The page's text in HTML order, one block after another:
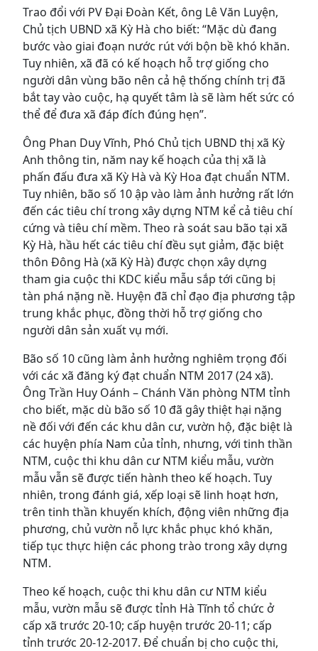
Trao đổi với PV Đại Đoàn Kết, ông Lê Văn Luyện,
Chủ tịch UBND xã Kỳ Hà cho biết: “Mặc dù đang
bước vào giai đoạn nước rút với bộn bề khó khăn.
Tuy nhiên, xã đã có kế hoạch hỗ trợ giống cho
người dân vùng bão nên cả hệ thống chính trị đã
bắt tay vào cuộc, hạ quyết tâm là sẽ làm hết sức có
thể để đưa xã đáp đích đúng hẹn”.
Ông Phan Duy Vĩnh, Phó Chủ tịch UBND thị xã Kỳ
Anh thông tin, năm nay kế hoạch của thị xã là
phấn đấu đưa xã Kỳ Hà và Kỳ Hoa đạt chuẩn NTM.
Tuy nhiên, bão số 10 ập vào làm ảnh hưởng rất lớn
đến các tiêu chí trong xây dựng NTM kể cả tiêu chí
cứng và tiêu chí mềm. Theo rà soát sau bão tại xã
Kỳ Hà, hầu hết các tiêu chí đều sụt giảm, đặc biệt
thôn Đông Hà (xã Kỳ Hà) được chọn xây dựng
tham gia cuộc thi KDC kiểu mẫu sắp tới cũng bị
tàn phá nặng nề. Huyện đã chỉ đạo địa phương tập
trung khắc phục, đồng thời hỗ trợ giống cho
người dân sản xuất vụ mới.
Bão số 10 cũng làm ảnh hưởng nghiêm trọng đối
với các xã đăng ký đạt chuẩn NTM 2017 (24 xã).
Ông Trần Huy Oánh – Chánh Văn phòng NTM tỉnh
cho biết, mặc dù bão số 10 đã gây thiệt hại nặng
nề đối với đến các khu dân cư, vườn hộ, đặc biệt là
các huyện phía Nam của tỉnh, nhưng, với tinh thần
NTM, cuộc thi khu dân cư NTM kiểu mẫu, vườn
mẫu vẫn sẽ được tiến hành theo kế hoạch. Tuy
nhiên, trong đánh giá, xếp loại sẽ linh hoạt hơn,
trên tinh thần khuyến khích, động viên những địa
phương, chủ vườn nỗ lực khắc phục khó khăn,
tiếp tục thực hiện các phong trào trong xây dựng
NTM.
Theo kế hoạch, cuộc thi khu dân cư NTM kiểu
mẫu, vườn mẫu sẽ được tỉnh Hà Tĩnh tổ chức ở
cấp xã trước 20-10; cấp huyện trước 20-11; cấp
tỉnh trước 20-12-2017. Để chuẩn bị cho cuộc thi,